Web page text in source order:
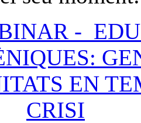
-
EN
CRISI